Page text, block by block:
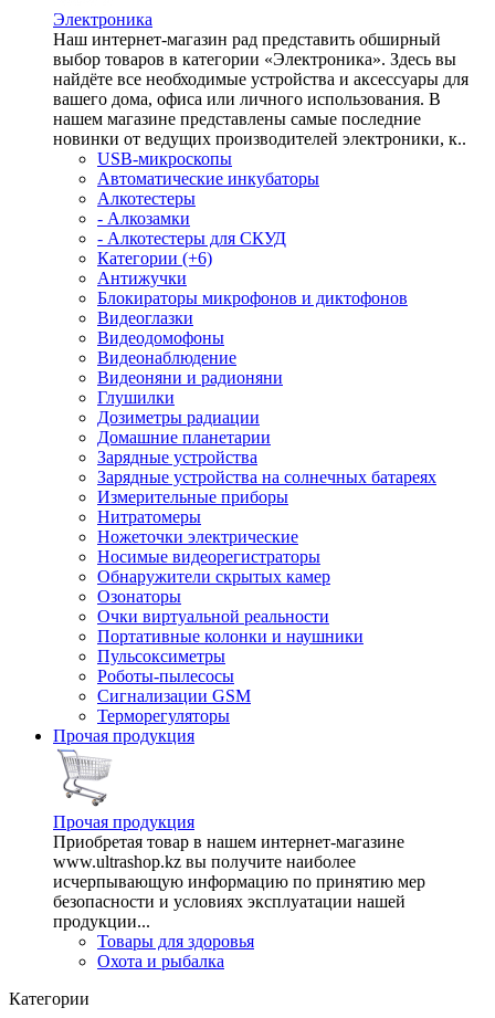
Электроника
Наш интернет-магазин рад представить обширный
выбор товаров в категории «Электроника». Здесь вы
найдёте все необходимые устройства и аксессуары для
вашего дома, офиса или личного использования. В
нашем магазине представлены самые последние
новинки от ведущих производителей электроники, к..
USB-микроскопы
Автоматические инкубаторы
Алкотестеры
- Алкозамки
- Алкотестеры для СКУД
Категории (+6)
Антижучки
Блокираторы микрофонов и диктофонов
Видеоглазки
Видеодомофоны
Видеонаблюдение
Видеоняни и радионяни
Глушилки
Дозиметры радиации
Домашние планетарии
Зарядные устройства
Зарядные устройства на солнечных батареях
Измерительные приборы
Нитратомеры
Ножеточки электрические
Носимые видеорегистраторы
Обнаружители скрытых камер
Озонаторы
Очки виртуальной реальности
Портативные колонки и наушники
Пульсоксиметры
Роботы-пылесосы
Сигнализации GSM
Терморегуляторы
Прочая продукция
Прочая продукция
Приобретая товар в нашем интернет-магазине
www.ultrashop.kz вы получите наиболее
исчерпывающую информацию по принятию мер
безопасности и условиях эксплуатации нашей
продукции...
Товары для здоровья
Охота и рыбалка
Категории